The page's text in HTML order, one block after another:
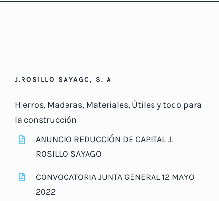
J.ROSILLO SAYAGO, S. A
Hierros, Maderas, Materiales, Útiles y todo para
la construcción
ANUNCIO REDUCCIÓN DE CAPITAL J.
ROSILLO SAYAGO
CONVOCATORIA JUNTA GENERAL 12 MAYO
2022